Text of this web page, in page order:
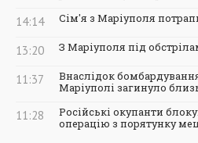
14:14 Сім'я з Маріуполя
13:20 З Маріуполя під
11:37
Внаслідок
Маріуполі загинуло
11:28
Російські окупанти
операцію з порятунку